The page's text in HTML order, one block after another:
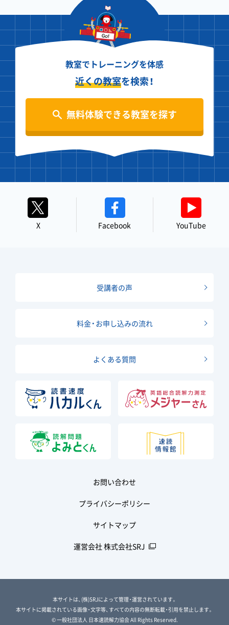
教室でトレーニングを体感
近くの教室を検索！
無料体験できる教室を探す
X Facebook YouTube
受講者の声
料金・お申し込みの流れ
よくある質問
お問い合わせ
プライバシーポリシー
サイトマップ
運営会社 株式会社SRJ
本サイトは、(株)SRJによって管理・運営されています。
本サイトに掲載されている画像・文字等、すべての内容の無断転載・引用を禁止します。
© 一般社団法人 日本速読解力協会 All Rights Reserved.